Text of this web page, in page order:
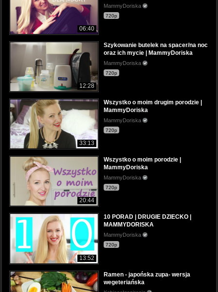
06:40
MammyDoriska
720p
12:28
Szykowanie butelek na spacer/na noc
oraz ich mycie | MammyDoriska
MammyDoriska
720p
33:13
Wszystko o moim drugim porodzie |
MammyDoriska
MammyDoriska
720p
20:44
Wszystko o moim porodzie |
MammyDoriska
MammyDoriska
720p
13:52
10 PORAD | DRUGIE DZIECKO |
MAMMYDORISKA
MammyDoriska
720p
Ramen - japońska zupa- wersja
wegeteriańska